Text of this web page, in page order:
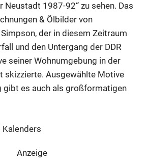
Neustadt 1987-92“ zu sehen. Das
& Ölbilder von
der in diesem Zeitraum
und den Untergang der DDR
seiner Wohnumgebung in der
skizzierte. Ausgewählte Motive
gibt es auch als großformatigen
Anzeige